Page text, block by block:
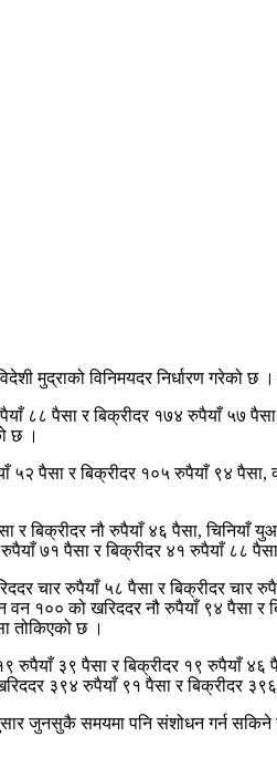
मुद्राको विनिमयदर निर्धारण गरेको
८८ पैसा र बिक्रीदर १७४ रुपैयाँ ५७
छ ।
पैसा र बिक्रीदर १०५ रुपैयाँ ९४
र बिक्रीदर नौ रुपैयाँ ४६ पैसा,
७१ पैसा र बिक्रीदर ४१ रुपैयाँ ८८
चार रुपैयाँ ५८ पैसा र बिक्रीदर चार
वन १०० को खरिददर नौ रुपैयाँ ९४ पैसा
तोकिएको छ ।
३९ पैसा र बिक्रीदर १९ रुपैयाँ ४६
३९४ रुपैयाँ ९१ पैसा र बिक्रीदर
जुनसुकै समयमा पनि संशोधन गर्न